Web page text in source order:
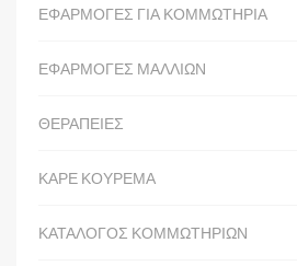
ΕΦΑΡΜΟΓΕΣ ΓΙΑ ΚΟΜΜΩΤΗΡΙΑ
ΕΦΑΡΜΟΓΕΣ ΜΑΛΛΙΩΝ
ΘΕΡΑΠΕΙΕΣ
ΚΑΡΕ ΚΟΥΡΕΜΑ
ΚΑΤΑΛΟΓΟΣ ΚΟΜΜΩΤΗΡΙΩΝ